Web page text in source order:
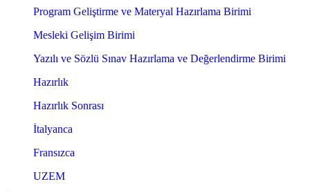
Program Geliştirme ve Materyal Hazırlama Birimi
Mesleki Gelişim Birimi
Yazılı ve Sözlü Sınav Hazırlama ve Değerlendirme Birimi
Hazırlık
Hazırlık Sonrası
İtalyanca
Fransızca
UZEM